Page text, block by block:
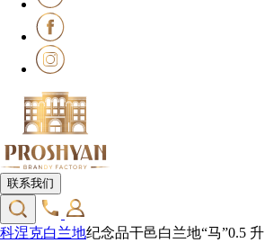
联系我们
科涅克白兰地纪念品干邑白兰地“马”0.5 升